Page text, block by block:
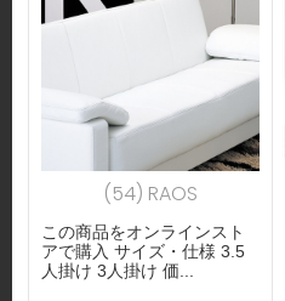
(54) RAOS
この商品をオンラインスト
アで購入 サイズ・仕様 3.5
人掛け 3人掛け 価...